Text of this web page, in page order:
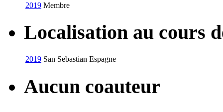
2019 Membre
Localisation au cours
2019 San Sebastian Espagne
Aucun coauteur